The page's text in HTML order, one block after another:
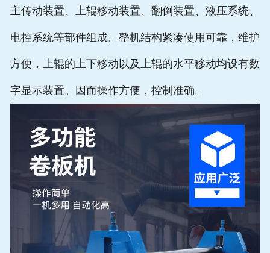
主传动装置、上辊移动装置、翻倒装置、液压系统、
电控系统等部件组成。整机结构紧凑使用可靠，维护
方便，上辊的上下移动以及上辊的水平移动均设有数
字显示装置。因而操作方便，控制准确。